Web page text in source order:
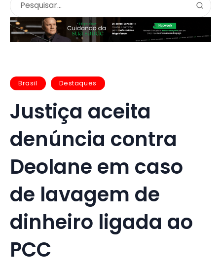
Brasil Destaques
Justiça aceita
denúncia contra
Deolane em caso
de lavagem de
dinheiro ligada ao
PCC